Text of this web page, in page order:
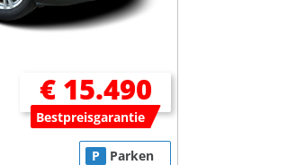
€ 15.490
Bestpreisgarantie
P Parken